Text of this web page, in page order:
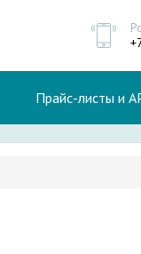
Прайс-листы и